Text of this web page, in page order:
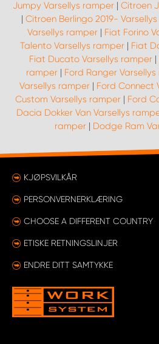
Jumpy Varsellys ramper | Citroen
| Citroen Berlingo 2019-
Varsellys ramper | Fiat Forino
Talento Varsellys ramper| Fiat
Fiat Ducato Varsellys ramper|
ramper| Ford Ranger
Varsellys ramper| Ford Connect
Custom Varsellys ramper | Ford
Dacia Dokker Van Varsellys
ramper | Dodge Ram
KJØPSVILKÅR
PERSONVERNERKLÆRING
CHOOSE A DIFFERENT COUNTRY
ETISKE RETNINGSLINJER
ENDRE DITT SAMTYKKE